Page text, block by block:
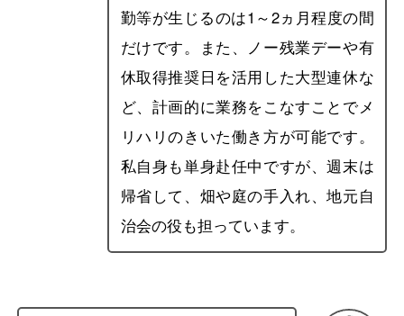
勤等が生じるのは1～2ヵ月程度の間
だけです。また、ノー残業デーや有
休取得推奨日を活用した大型連休な
ど、計画的に業務をこなすことでメ
リハリのきいた働き方が可能です。
私自身も単身赴任中ですが、週末は
帰省して、畑や庭の手入れ、地元自
治会の役も担っています。